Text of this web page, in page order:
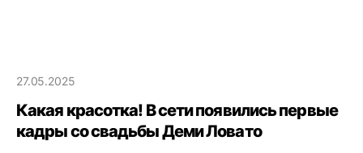
27.05.2025
Какая красотка! В сети появились первые
кадры со свадьбы Деми Ловато